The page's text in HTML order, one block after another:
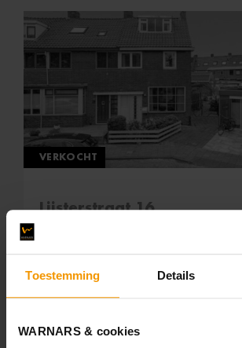
Toestemming Details
WARNARS & cookies
VERKOCHT
Lijsterstraat 16